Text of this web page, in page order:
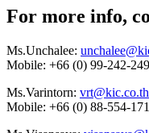
For more info,
Ms.Unchalee:
Mobile: +66 (0) 99-242-
Ms.Varintorn: vrt@kic.co.th
Mobile: +66 (0) 88-554-